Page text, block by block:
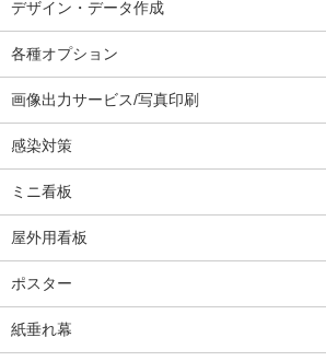
デザイン・データ作成
各種オプション
画像出力サービス/写真印刷
感染対策
ミニ看板
屋外用看板
ポスター
紙垂れ幕